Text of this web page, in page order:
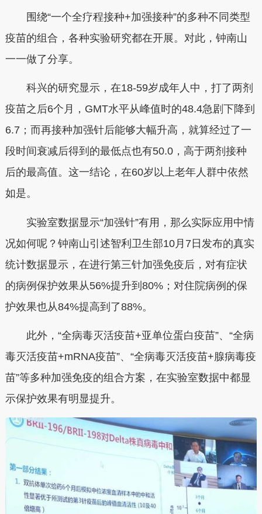
围绕“一个全疗程接种+加强接种”的多种不同类型
疫苗的组合，各种实验研究都在开展。对此，钟南山
一一做了分享。
科兴的研究显示，在18-59岁成年人中，打了两剂
疫苗之后6个月，GMT水平从峰值时的48.4急剧下降到
6.7；而再接种加强针后能够大幅升高，就算经过了一
段时间衰减后得到的最低点也有50.0，高于两剂接种
后的最高值。这一结论，在60岁以上老年人群中依然
如是。
实验室数据显示“加强针”有用，那么实际应用中情
况如何呢？钟南山引述智利卫生部10月7日发布的真实
统计数据显示，在进行第三针加强免疫后，对有症状
的病例保护效果从56%提升到80%；对住院病例的保
护效果也从84%提高到了88%。
此外，“全病毒灭活疫苗+亚单位蛋白疫苗”、“全病
毒灭活疫苗+mRNA疫苗”、“全病毒灭活疫苗+腺病毒疫
苗”等多种加强免疫的组合方案，在实验室数据中都显
示保护效果有明显提升。